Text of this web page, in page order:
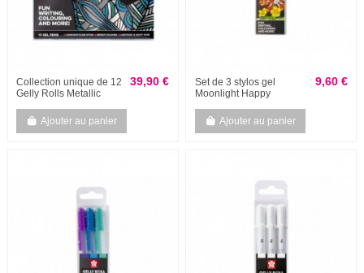
Collection unique de 12
Gelly Rolls Metallic
39,90 €
Ajouter au panier
Set de 3 stylos gel
Moonlight Happy
9,60 €
Ajouter au panier